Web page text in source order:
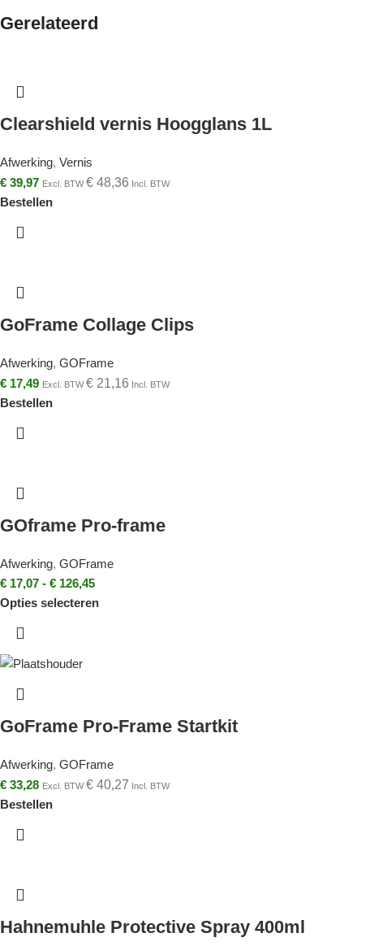
Gerelateerd
Clearshield vernis Hoogglans 1L
Afwerking, Vernis
€ 39,97 Excl. BTW€ 48,36 Incl. BTW
Bestellen
GoFrame Collage Clips
Afwerking, GOFrame
€ 17,49 Excl. BTW€ 21,16 Incl. BTW
Bestellen
GOframe Pro-frame
Afwerking, GOFrame
€ 17,07 - € 126,45
Opties selecteren
GoFrame Pro-Frame Startkit
Afwerking, GOFrame
€ 33,28 Excl. BTW€ 40,27 Incl. BTW
Bestellen
Hahnemuhle Protective Spray 400ml